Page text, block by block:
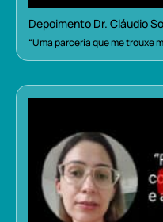
Depoimento Dr. Cláudio
“Uma parceria que me trouxe